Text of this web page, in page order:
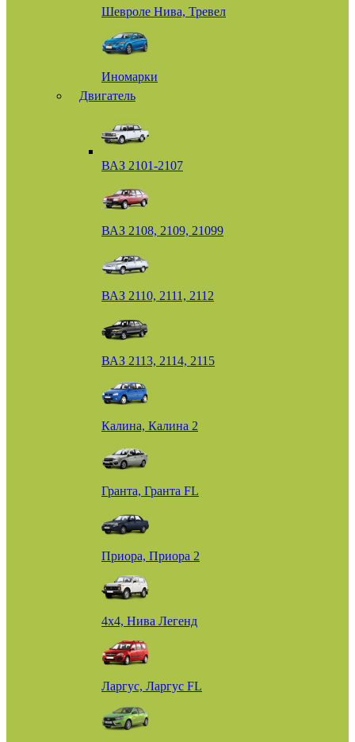
Шевроле Нива, Тревел
Иномарки
Двигатель
ВАЗ 2101-2107
ВАЗ 2108, 2109, 21099
ВАЗ 2110, 2111, 2112
ВАЗ 2113, 2114, 2115
Калина, Калина 2
Гранта, Гранта FL
Приора, Приора 2
4х4, Нива Легенд
Ларгус, Ларгус FL